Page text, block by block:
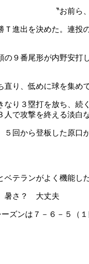
〝お前ら
進出を決めた。連投
９番尾形が内野安打
り、低めに球を集め
り３塁打を放ち、続
で攻撃を終える淡白な
回から登板した原口
テランがよく機能し
暑さ？ 大丈夫
ズンは７－６－５（１